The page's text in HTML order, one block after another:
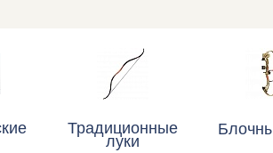
Традиционные
луки